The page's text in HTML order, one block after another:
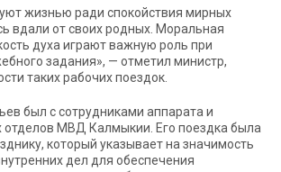
жизнью ради спокойствия мирных
вдали от своих родных. Моральная
духа играют важную роль при
задания», — отметил министр,
таких рабочих поездок.
был с сотрудниками аппарата и
отделов МВД Калмыкии. Его поездка была
который указывает на значимость
дел для обеспечения